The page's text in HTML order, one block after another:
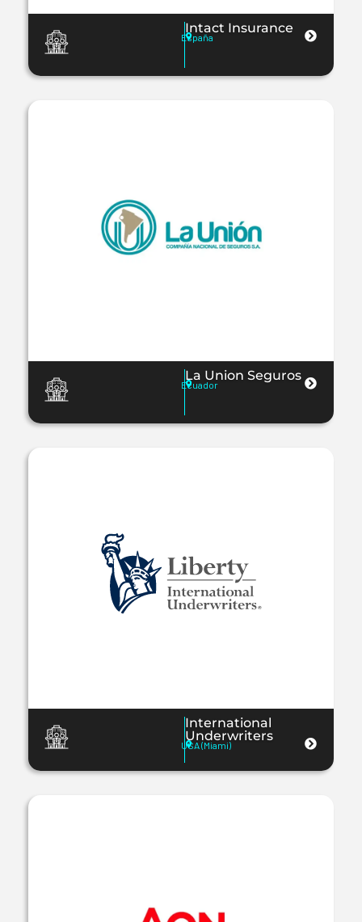
Intact Insurance
España
La Union Seguros
Ecuador
International
Underwriters
USA (Miami)